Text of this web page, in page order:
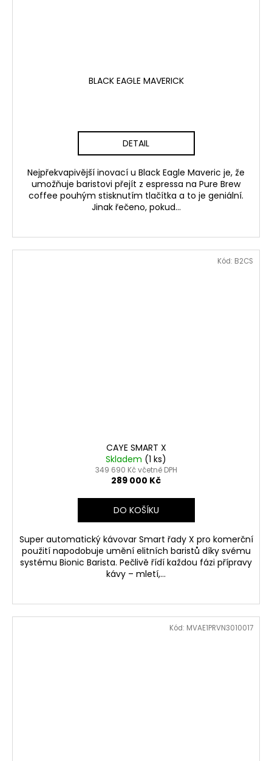
BLACK EAGLE MAVERICK
DETAIL
Nejpřekvapivější inovací u Black Eagle Maveric je, že
umožňuje baristovi přejít z espressa na Pure Brew
coffee pouhým stisknutím tlačítka a to je geniální.
Jinak řečeno, pokud...
CAYE SMART X
Skladem (1 ks)
349 690 Kč včetně DPH
289 000 Kč
DO KOŠÍKU
Super automatický kávovar Smart řady X pro komerční
použití napodobuje umění elitních baristů díky svému
systému Bionic Barista. Pečlivě řídí každou fázi přípravy
kávy – mletí,...
Kód: B2CS
Kód: MVAE1PRVN3010017